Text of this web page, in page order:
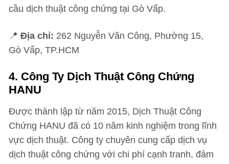
cầu dịch thuật công chứng tại Gò Vấp.
📍 Địa chỉ: 262 Nguyễn Văn Công, Phường 15,
Gò Vấp, TP.HCM
4. Công Ty Dịch Thuật Công Chứng
HANU
Được thành lập từ năm 2015, Dịch Thuật Công
Chứng HANU đã có 10 năm kinh nghiệm trong lĩnh
vực dịch thuật. Công ty chuyên cung cấp dịch vụ
dịch thuật công chứng với chi phí cạnh tranh, đảm